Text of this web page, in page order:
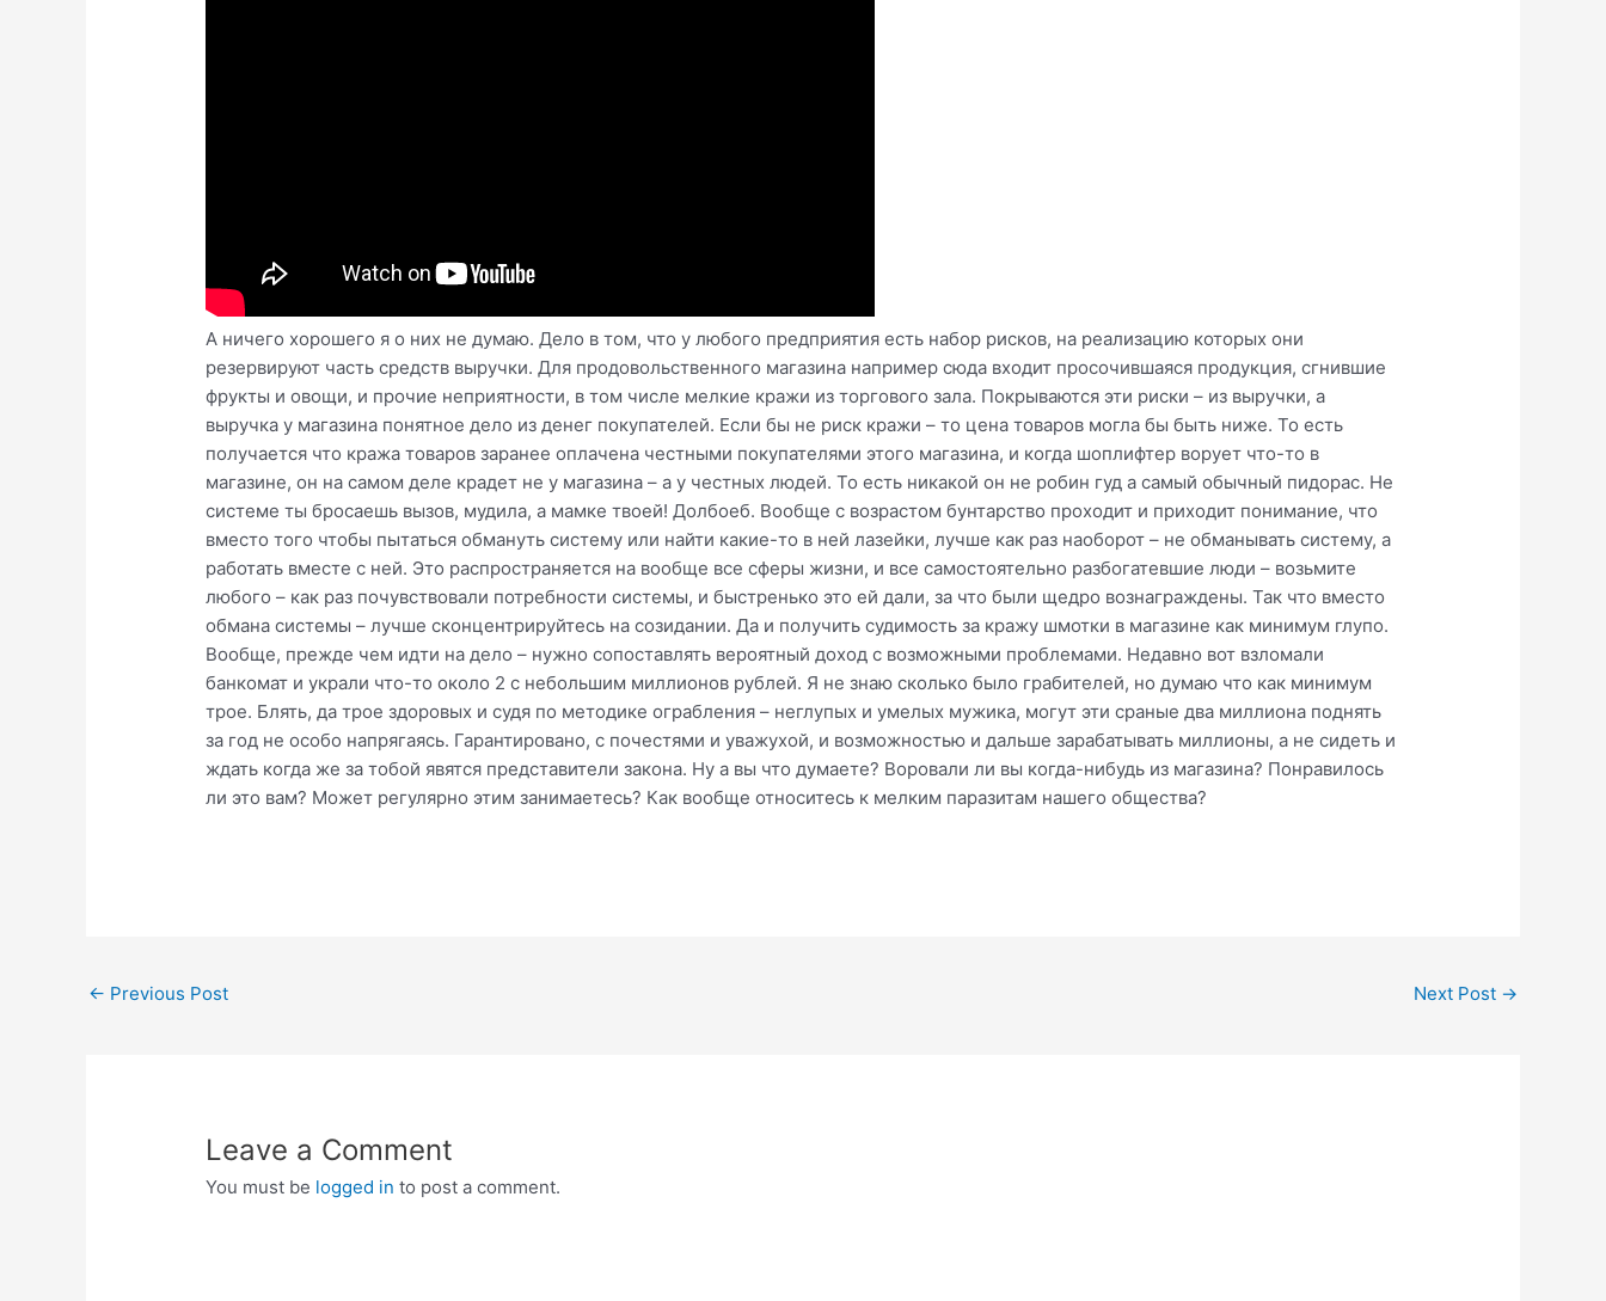
А ничего хорошего я о них не думаю. Дело в том, что у любого предприятия есть набор рисков, на реализацию которых они
резервируют часть средств выручки. Для продовольственного магазина например сюда входит просочившаяся продукция, сгнившие
фрукты и овощи, и прочие неприятности, в том числе мелкие кражи из торгового зала. Покрываются эти риски – из выручки, а
выручка у магазина понятное дело из денег покупателей. Если бы не риск кражи – то цена товаров могла бы быть ниже. То есть
получается что кража товаров заранее оплачена честными покупателями этого магазина, и когда шоплифтер ворует что-то в
магазине, он на самом деле крадет не у магазина – а у честных людей. То есть никакой он не робин гуд а самый обычный пидорас. Не
системе ты бросаешь вызов, мудила, а мамке твоей! Долбоеб. Вообще с возрастом бунтарство проходит и приходит понимание, что
вместо того чтобы пытаться обмануть систему или найти какие-то в ней лазейки, лучше как раз наоборот – не обманывать систему, а
работать вместе с ней. Это распространяется на вообще все сферы жизни, и все самостоятельно разбогатевшие люди – возьмите
любого – как раз почувствовали потребности системы, и быстренько это ей дали, за что были щедро вознаграждены. Так что вместо
обмана системы – лучше сконцентрируйтесь на созидании. Да и получить судимость за кражу шмотки в магазине как минимум глупо.
Вообще, прежде чем идти на дело – нужно сопоставлять вероятный доход с возможными проблемами. Недавно вот взломали
банкомат и украли что-то около 2 с небольшим миллионов рублей. Я не знаю сколько было грабителей, но думаю что как минимум
трое. Блять, да трое здоровых и судя по методике ограбления – неглупых и умелых мужика, могут эти сраные два миллиона поднять
за год не особо напрягаясь. Гарантировано, с почестями и уважухой, и возможностью и дальше зарабатывать миллионы, а не сидеть и
ждать когда же за тобой явятся представители закона. Ну а вы что думаете? Воровали ли вы когда-нибудь из магазина? Понравилось
ли это вам? Может регулярно этим занимаетесь? Как вообще относитесь к мелким паразитам нашего общества?
Post
← Previous Post Next Post →
Leave a Comment
You must be logged in to post a comment.